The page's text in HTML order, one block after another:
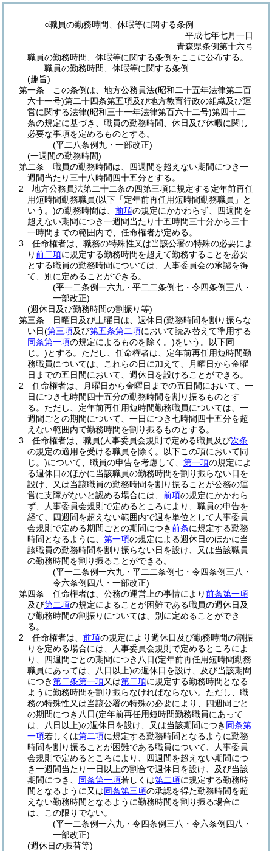
○職員の勤務時間、休暇等に関する条例
平成七年七月一日
青森県条例第十六号
職員の勤務時間、休暇等に関する条例をここに公布する。
職員の勤務時間、休暇等に関する条例
(趣旨)
第一条
この条例は、地方公務員法(昭和二十五年法律第二百
六十一号)第二十四条第五項及び地方教育行政の組織及び運
営に関する法律(昭和三十一年法律第百六十二号)第四十二
条の規定に基づき、職員の勤務時間、休日及び休暇に関し
必要な事項を定めるものとする。
(平二八条例九・一部改正)
(一週間の勤務時間)
第二条
職員の勤務時間は、四週間を超えない期間につき一
週間当たり三十八時間四十五分とする。
2
地方公務員法第二十二条の四第三項に規定する定年前再任
用短時間勤務職員(以下「定年前再任用短時間勤務職員」と
いう。)の勤務時間は、 前項の規定にかかわらず、四週間を
超えない期間につき一週間当たり十五時間三十分から三十
一時間までの範囲内で、任命権者が定める。
3
任命権者は、職務の特殊性又は当該公署の特殊の必要によ
り前二項に規定する勤務時間を超えて勤務することを必要
とする職員の勤務時間については、人事委員会の承認を得
て、別に定めることができる。
(平一二条例一六九・平二二条例七・令四条例三八・
一部改正)
(週休日及び勤務時間の割振り等)
第三条
日曜日及び土曜日は、週休日(勤務時間を割り振らな
い日(第三項及び第五条第二項において読み替えて準用する
同条第一項の規定によるものを除く。)をいう。以下同
じ。)とする。 ただし、任命権者は、定年前再任用短時間勤
務職員については、これらの日に加えて、月曜日から金曜
日までの五日間において、週休日を設けることができる。
2
任命権者は、月曜日から金曜日までの五日間において、一
日につき七時間四十五分の勤務時間を割り振るものとす
る。 ただし、定年前再任用短時間勤務職員については、一
週間ごとの期間について、一日につき七時間四十五分を超
えない範囲内で勤務時間を割り振るものとする。
3
任命権者は、職員(人事委員会規則で定める職員及び次条
の規定の適用を受ける職員を除く。以下この項において同
じ。)について、職員の申告を考慮して、 第一項の規定によ
る週休日のほかに当該職員の勤務時間を割り振らない日を
設け、又は当該職員の勤務時間を割り振ることが公務の運
営に支障がないと認める場合には、 前項の規定にかかわら
ず、人事委員会規則で定めるところにより、職員の申告を
経て、四週間を超えない範囲内で週を単位として人事委員
会規則で定める期間ごとの期間につき前条に規定する勤務
時間となるように、 第一項の規定による週休日のほかに当
該職員の勤務時間を割り振らない日を設け、又は当該職員
の勤務時間を割り振ることができる。
(平一二条例一六九・平二二条例七・令四条例三八・
令六条例四八・一部改正)
第四条
任命権者は、公務の運営上の事情により前条第一項
及び第二項の規定によることが困難である職員の週休日及
び勤務時間の割振りについては、別に定めることができ
る。
2
任命権者は、 前項の規定により週休日及び勤務時間の割振
りを定める場合には、人事委員会規則で定めるところによ
り、四週間ごとの期間につき八日(定年前再任用短時間勤務
職員にあっては、八日以上)の週休日を設け、及び当該期間
につき第二条第一項又は第二項に規定する勤務時間となる
ように勤務時間を割り振らなければならない。 ただし、職
務の特殊性又は当該公署の特殊の必要により、四週間ごと
の期間につき八日(定年前再任用短時間勤務職員にあって
は、八日以上)の週休日を設け、又は当該期間につき 同条第
一項若しくは第二項に規定する勤務時間となるように勤務
時間を割り振ることが困難である職員について、人事委員
会規則で定めるところにより、四週間を超えない期間につ
き一週間当たり一日以上の割合で週休日を設け、及び当該
期間につき、 同条第一項若しくは第二項に規定する勤務時
間となるように又は同条第三項の承認を得た勤務時間を超
えない勤務時間となるように勤務時間を割り振る場合に
は、この限りでない。
(平一二条例一六九・令四条例三八・令六条例四八・
一部改正)
(週休日の振替等)